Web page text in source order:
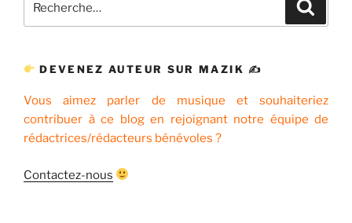
pour
DEVENEZ AUTEUR SUR MAZIK ✍
Vous aimez parler de musique et souhaiteriez
contribuer à ce blog en rejoignant notre équipe de
rédactrices/rédacteurs bénévoles ?
Contactez-nous